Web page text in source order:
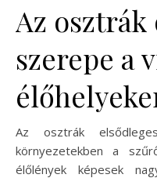
Az
szerepe a
Az osztrák
környezetekben a
élőlények képesek